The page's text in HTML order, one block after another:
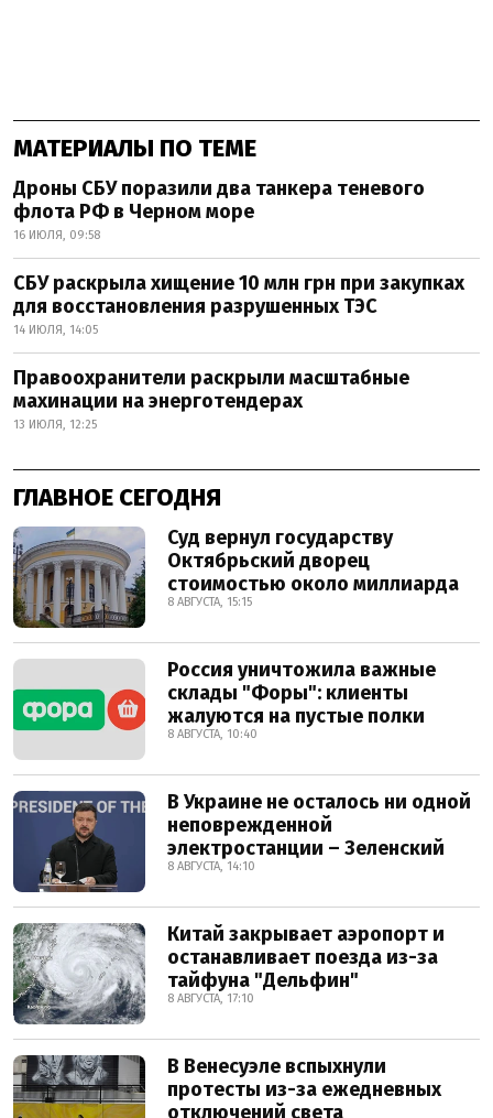
МАТЕРИАЛЫ ПО ТЕМЕ
Дроны СБУ поразили два танкера теневого
флота РФ в Черном море
16 ИЮЛЯ, 09:58
СБУ раскрыла хищение 10 млн грн при закупках
для восстановления разрушенных ТЭС
14 ИЮЛЯ, 14:05
Правоохранители раскрыли масштабные
махинации на энерготендерах
13 ИЮЛЯ, 12:25
ГЛАВНОЕ СЕГОДНЯ
Суд вернул государству
Октябрьский дворец
стоимостью около миллиарда
8 АВГУСТА, 15:15
Россия уничтожила важные
склады "Форы": клиенты
жалуются на пустые полки
8 АВГУСТА, 10:40
В Украине не осталось ни одной
неповрежденной
электростанции – Зеленский
8 АВГУСТА, 14:10
Китай закрывает аэропорт и
останавливает поезда из-за
тайфуна "Дельфин"
8 АВГУСТА, 17:10
В Венесуэле вспыхнули
протесты из-за ежедневных
отключений света